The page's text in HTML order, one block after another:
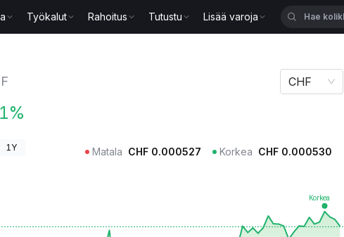
Työkalut Rahoitus Tutustu Lisää varoja
CHF
1Y Matala CHF 0.000527 Korkea CHF 0.000530